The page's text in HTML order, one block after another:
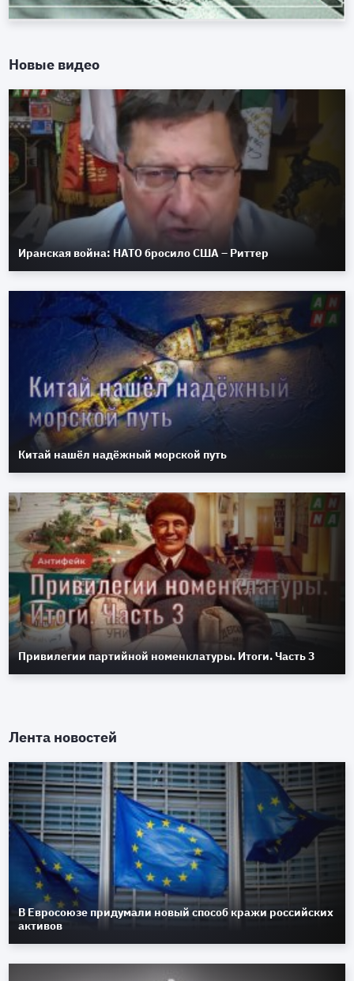
Новые видео
Иранская война: НАТО бросило США – Риттер
Китай нашёл надёжный морской путь
Привилегии партийной номенклатуры. Итоги. Часть 3
Лента новостей
В Евросоюзе придумали новый способ кражи российских
активов